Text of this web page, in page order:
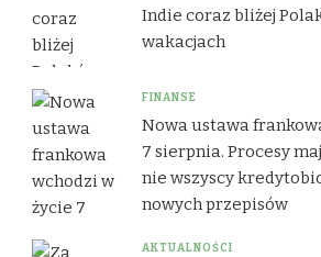
Indie coraz bliżej
wakacjach
FINANSE
Nowa ustawa
7 sierpnia. Procesy
nie wszyscy
nowych przepisów
AKTUALNOŚCI